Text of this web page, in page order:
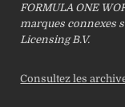
FORMULA ONE
marques connexes
Licensing B.V.
Consultez les